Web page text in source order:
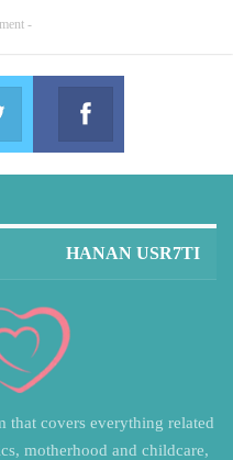
-
HANAN USR7TI
that covers everything related
motherhood and childcare,